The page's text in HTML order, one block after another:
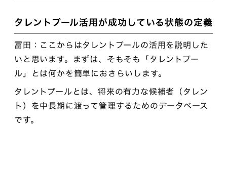
タレントプール活用が成功している状態の定義
冨田：ここからはタレントプールの活用を説明した
いと思います。まずは、そもそも「タレントプー
ル」とは何かを簡単におさらいします。
タレントプールとは、将来の有力な候補者（タレン
ト）を中長期に渡って管理するためのデータベース
です。